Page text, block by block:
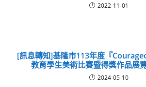
2022-11-01
[訊息轉知]基隆市113年度『
教育學生美術比賽暨得獎作品展
2024-05-10